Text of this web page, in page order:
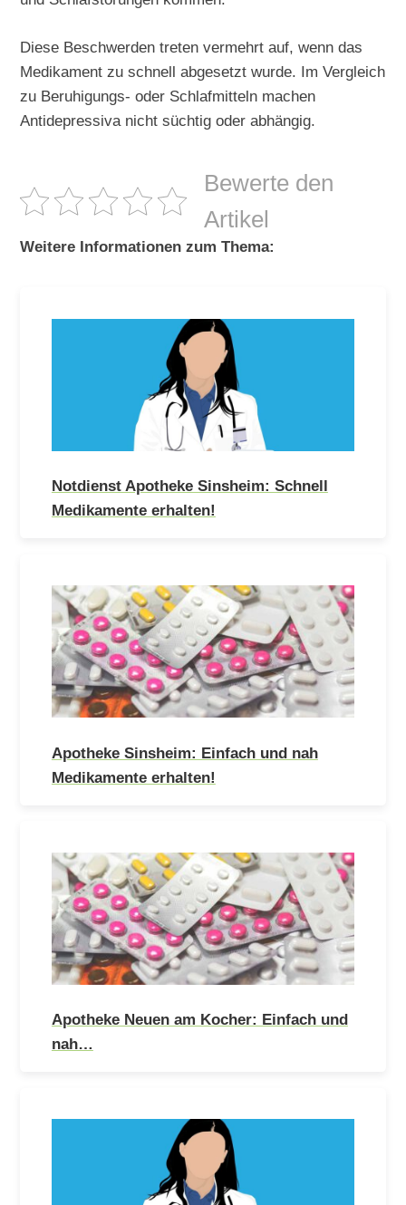
Diese Beschwerden treten vermehrt auf, wenn das
Medikament zu schnell abgesetzt wurde. Im Vergleich
zu Beruhigungs- oder Schlafmitteln machen
Antidepressiva nicht süchtig oder abhängig.
Bewerte den
Artikel
Weitere Informationen zum Thema:
Notdienst Apotheke Sinsheim: Schnell
Medikamente erhalten!
Apotheke Sinsheim: Einfach und nah
Medikamente erhalten!
Apotheke Neuen am Kocher: Einfach und
nah…